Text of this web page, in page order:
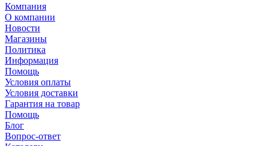
Компания
О компании
Новости
Магазины
Политика
Информация
Помощь
Условия оплаты
Условия доставки
Гарантия на товар
Помощь
Блог
Вопрос-ответ